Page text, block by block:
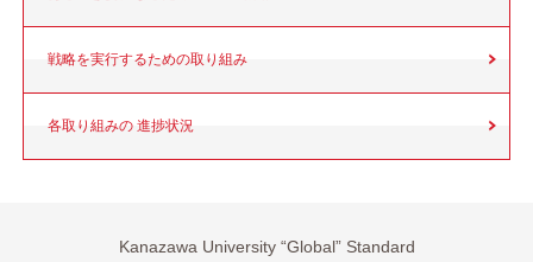
戦略を実行するための取り組み
各取り組みの 進捗状況
Kanazawa University “Global” Standard